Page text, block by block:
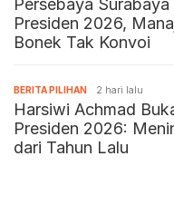
Persebaya Surabaya
Presiden 2026,
Bonek Tak Konvoi
BERITA PILIHAN 2 hari lalu
Harsiwi Achmad
Presiden 2026:
dari Tahun Lalu